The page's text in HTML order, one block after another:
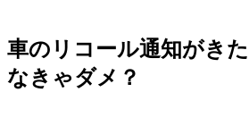
車のリコール通知がき
なきゃダメ？